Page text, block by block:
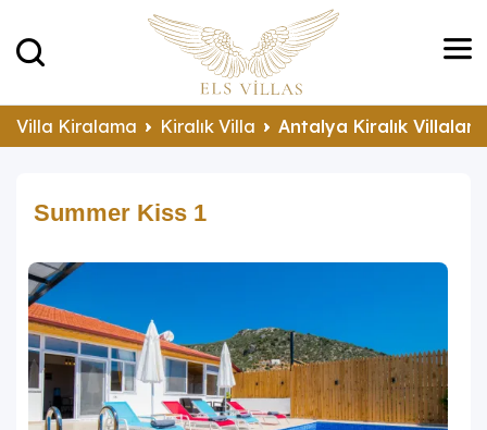
Villa Kiralama Kiralık Villa Antalya Kiralık Villalar
Summer Kiss 1